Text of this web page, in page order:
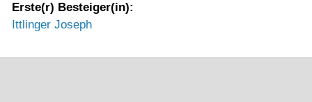
Erste(r) Besteiger(in):
Ittlinger Joseph